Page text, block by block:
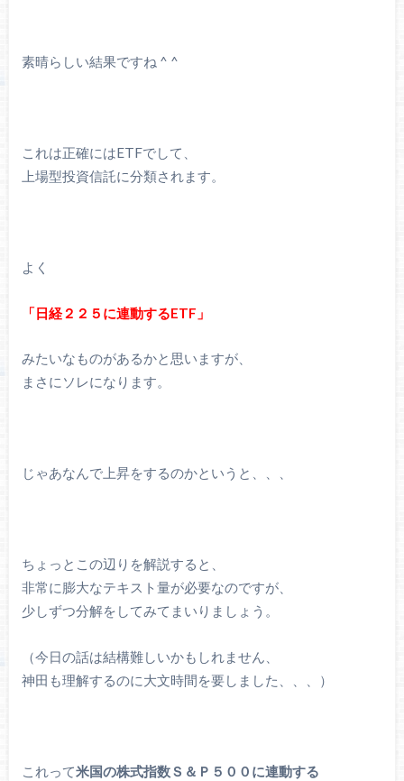
素晴らしい結果ですね ^ ^
これは正確にはETFでして、
上場型投資信託に分類されます。
よく
「日経２２５に連動するETF」
みたいなものがあるかと思いますが、
まさにソレになります。
じゃあなんで上昇をするのかというと、、、
ちょっとこの辺りを解説すると、
非常に膨大なテキスト量が必要なのですが、
少しずつ分解をしてみてまいりましょう。
（今日の話は結構難しいかもしれません、
神田も理解するのに大文時間を要しました、、、）
これって米国の株式指数Ｓ＆Ｐ５００に連動する